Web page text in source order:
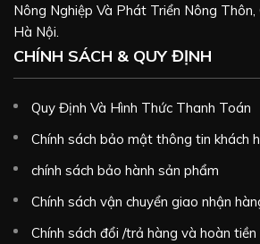
Nông Nghiệp Và Phát Triển Nông
Hà Nội.
CHÍNH SÁCH & QUY ĐỊNH
Quy Định Và Hình Thức Thanh Toán
Chính sách bảo mật thông tin khách
chính sách bảo hành sản phẩm
Chính sách vận chuyển giao nhận
Chính sách đổi /trả hàng và hoàn tiền